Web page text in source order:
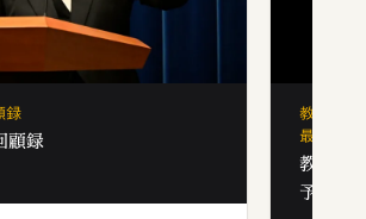
録
顧録
教育の地
最新勢力
教育の
予備校